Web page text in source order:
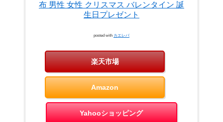
布 男性 女性 クリスマス バレンタイン 誕
生日プレゼント
posted with カエレバ
楽天市場
Amazon
Yahooショッピング